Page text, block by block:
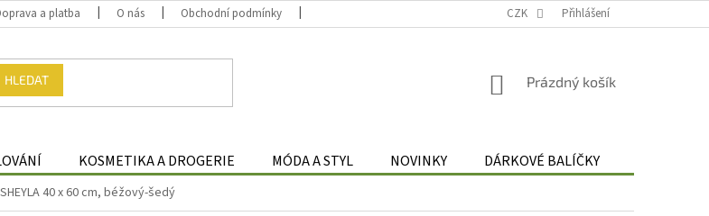
a platba O nás Obchodní podmínky Odstoupení od smlouvy
CZK Přihlášení
HLEDAT
NÁKUPNÍ
Prázdný košík
KOSMETIKA A DROGERIE MÓDA A STYL NOVINKY DÁRKOVÉ BALÍČKY
40 x 60 cm, béžový-šedý